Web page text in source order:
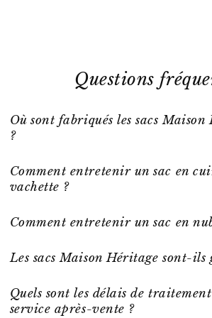
Questions
Où sont fabriqués les sacs
?
Comment entretenir un sac en
vachette ?
Comment entretenir un sac en
Les sacs Maison Héritage sont-ils
Quels sont les délais de
service après-vente ?